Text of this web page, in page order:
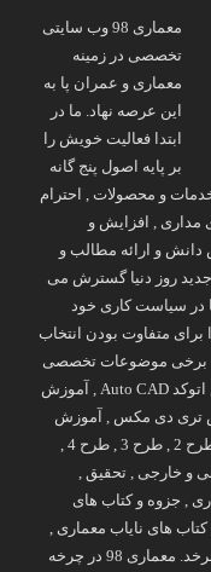
معماری 98 وب سایتی
تخصصی در زمینه
معماری و عمران پا به
این عرصه نهاد. ما در
ابتدا فعالیت خویش را
بر پایه اصول پنج گانه
و محصولات , احترام
مداری , افزایش و
و ارائه مطالب و
روز دنیا گسترش می
در سیاست کاری خود
متفاوت بودن انتخاب
حاظر طیف فعالیت معمار 98 روی برخی موضوعات تخصصی
چون آموزش معماری ( آموزش Revit , آموزش اتوکد Auto CAD , آموزش
تری دی مکس , آموزش
و خارجی , تحقیق ,
, جزوه و کتاب های
های نایاب معماری ,
بهترین کتاب های معماری و عمران ) و .... می چرخد. معماری 98 در چرخه